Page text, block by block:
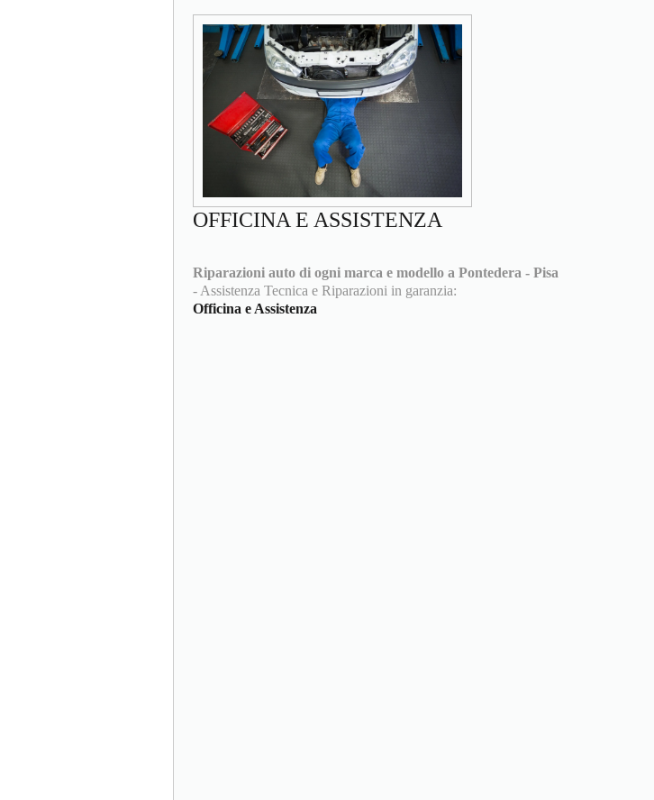
OFFICINA E ASSISTENZA
Riparazioni auto di ogni marca e modello a Pontedera - Pisa
- Assistenza Tecnica e Riparazioni in garanzia:
Officina e Assistenza